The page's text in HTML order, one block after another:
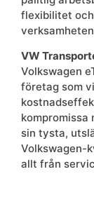
flexibilitet
VW
Volkswagen
företag som
kompromissa
sin tysta,
Volkswagen-
allt från